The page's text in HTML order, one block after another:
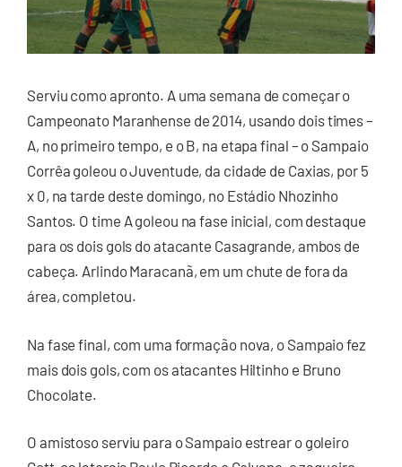
Serviu como apronto. A uma semana de começar o
Campeonato Maranhense de 2014, usando dois times –
A, no primeiro tempo, e o B, na etapa final – o Sampaio
Corrêa goleou o Juventude, da cidade de Caxias, por 5
x 0, na tarde deste domingo, no Estádio Nhozinho
Santos. O time A goleou na fase inicial, com destaque
para os dois gols do atacante Casagrande, ambos de
cabeça. Arlindo Maracanã, em um chute de fora da
área, completou.
Na fase final, com uma formação nova, o Sampaio fez
mais dois gols, com os atacantes Hiltinho e Bruno
Chocolate.
O amistoso serviu para o Sampaio estrear o goleiro